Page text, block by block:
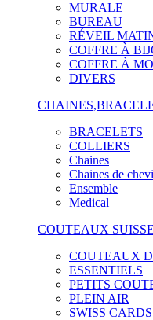
MURALE
BUREAU
RÉVEIL
COFFRE À
COFFRE À
DIVERS
BRACELETS
COLLIERS
Chaines
Chaines de
Ensemble
Medical
COUTEAUX
COUTEAUX
ESSENTIELS
PETITS
PLEIN AIR
SWISS CARDS